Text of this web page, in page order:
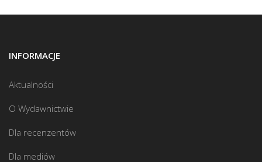
INFORMACJE
Aktualności
O Wydawnictwie
Dla recenzentów
Dla mediów